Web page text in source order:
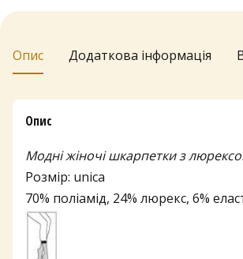
Опис Додаткова інформація
Опис
Модні жіночі шкарпетки з
Розмір: unica
70% поліамід, 24% люрекс, 6%